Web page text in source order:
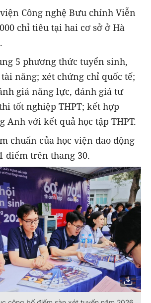
Công nghệ Bưu chính Viễn
chỉ tiêu tại hai cơ sở ở Hà
5 phương thức tuyển sinh,
năng; xét chứng chỉ quốc tế;
giá năng lực, đánh giá tư
tốt nghiệp THPT; kết hợp
Anh với kết quả học tập THPT.
chuẩn của học viện dao động
điểm trên thang 30.